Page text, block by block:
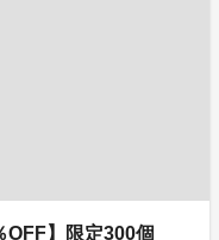
OFF】限定300個